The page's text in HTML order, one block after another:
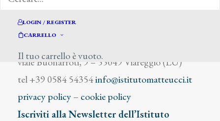
LOGIN / REGISTER
CARRELLO
Il tuo carrello è vuoto.
viale Buonarroti, 9 – 55049 Viareggio (LU)
tel +39 0584 54354info@istitutomatteucci.it
privacy policy– cookie policy
Iscriviti alla Newsletter dell’Istituto